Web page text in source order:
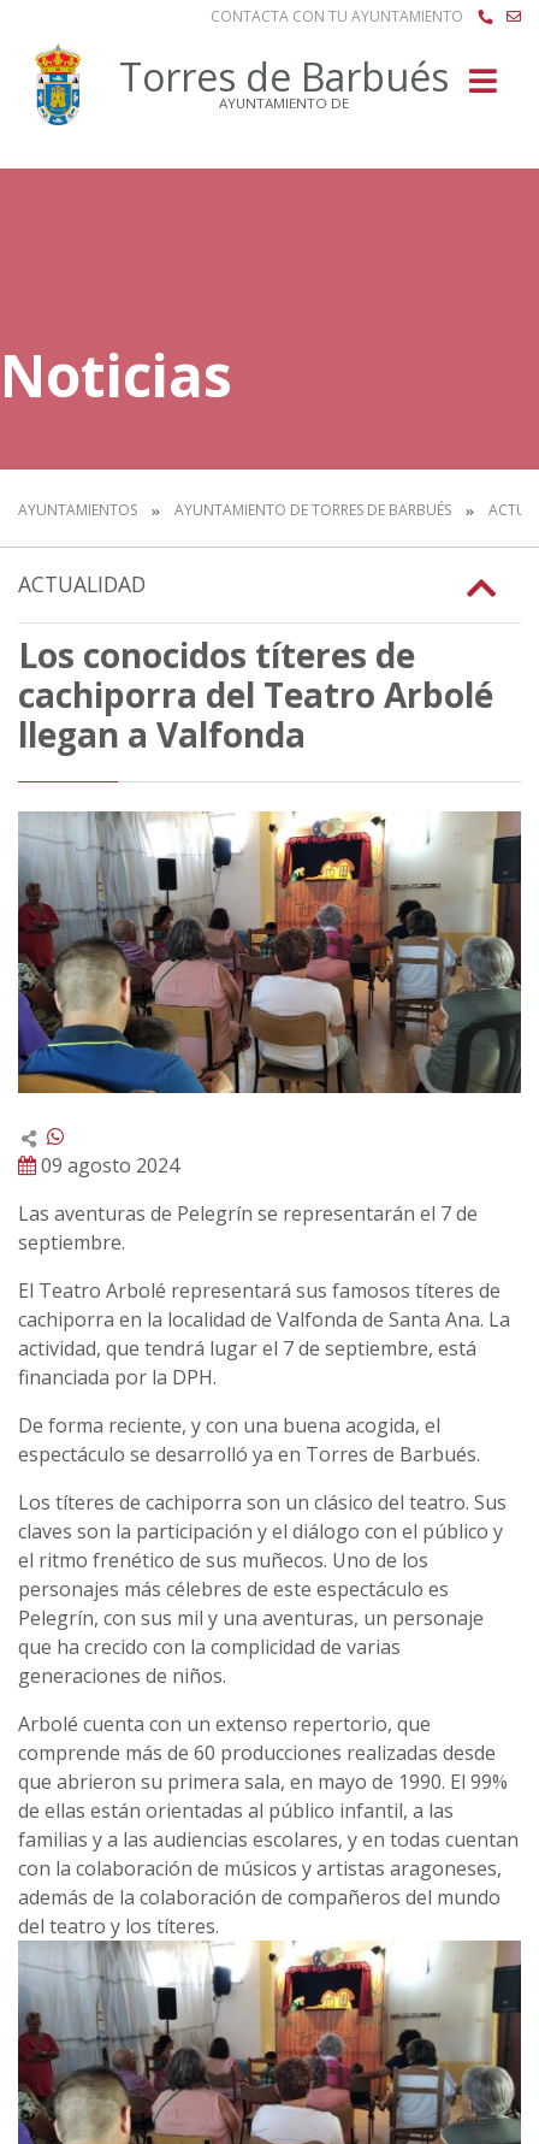
CONTACTA CON TU AYUNTAMIENTO
Torres de Barbués
AYUNTAMIENTO DE
Noticias
AYUNTAMIENTOS AYUNTAMIENTO DE TORRES DE BARBUÉS
ACTUALIDAD
Los conocidos títeres de
cachiporra del Teatro Arbolé
llegan a Valfonda
09 agosto 2024
Las aventuras de Pelegrín se representarán el 7 de
septiembre.
El Teatro Arbolé representará sus famosos títeres de
cachiporra en la localidad de Valfonda de Santa Ana. La
actividad, que tendrá lugar el 7 de septiembre, está
financiada por la DPH.
De forma reciente, y con una buena acogida, el
espectáculo se desarrolló ya en Torres de Barbués.
Los títeres de cachiporra son un clásico del teatro. Sus
claves son la participación y el diálogo con el público y
el ritmo frenético de sus muñecos. Uno de los
personajes más célebres de este espectáculo es
Pelegrín, con sus mil y una aventuras, un personaje
que ha crecido con la complicidad de varias
generaciones de niños.
Arbolé cuenta con un extenso repertorio, que
comprende más de 60 producciones realizadas desde
que abrieron su primera sala, en mayo de 1990. El 99%
de ellas están orientadas al público infantil, a las
familias y a las audiencias escolares, y en todas cuentan
con la colaboración de músicos y artistas aragoneses,
además de la colaboración de compañeros del mundo
del teatro y los títeres.